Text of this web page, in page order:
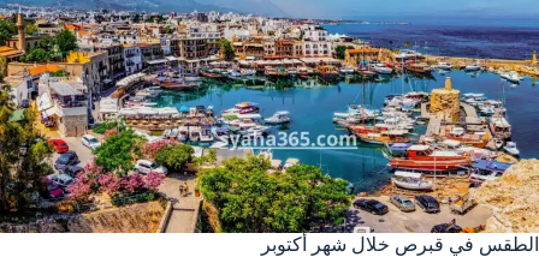
الطقس في قبرص خلال شهر أكتوبر